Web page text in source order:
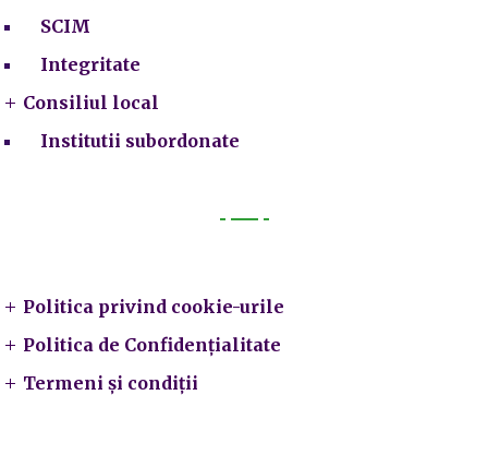
SCIM
Integritate
Consiliul local
Institutii subordonate
Politica privind cookie-urile
Politica de Confidențialitate
Termeni și condiții